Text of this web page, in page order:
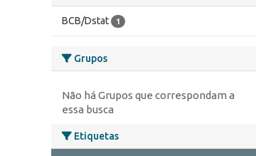
BCB/Dstat 1
Grupos
Não há Grupos que correspondam a
essa busca
Etiquetas